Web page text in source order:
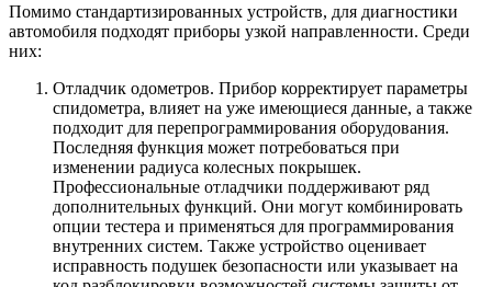
Помимо стандартизированных устройств, для диагностики
автомобиля подходят приборы узкой направленности. Среди
них:
Отладчик одометров. Прибор корректирует параметры
спидометра, влияет на уже имеющиеся данные, а также
подходит для перепрограммирования оборудования.
Последняя функция может потребоваться при
изменении радиуса колесных покрышек.
Профессиональные отладчики поддерживают ряд
дополнительных функций. Они могут комбинировать
опции тестера и применяться для программирования
внутренних систем. Также устройство оценивает
исправность подушек безопасности или указывает на